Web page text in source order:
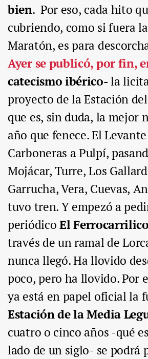
bien. Por eso, cada hito
cubriendo, como si fuera
Maratón, es para
Ayer se publicó, por fin,
catecismo ibérico-la
proyecto de la Estación
que es, sin duda, la mejor
año que fenece. El
Carboneras a Pulpí,
Mojácar, Turre, Los
Garrucha, Vera, Cuevas,
tuvo tren. Y empezó a
periódicoEl Ferrocarrilico
través de un ramal de
nunca llegó. Ha llovido
poco, pero ha llovido. Por
ya está en papel oficial la
Estación de la Media
cuatro o cinco años -qué
lado de un siglo- se podrá